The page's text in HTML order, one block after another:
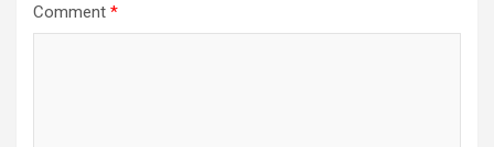
Comment *